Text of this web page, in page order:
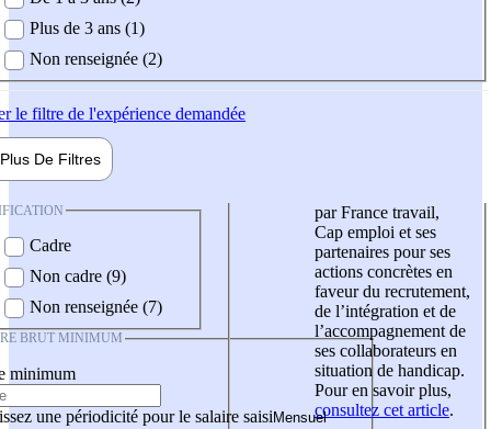
Plus de 3 ans (1)
Non renseignée (2)
le filtre de l'expérience demandée
Plus De Filtres
Cadre
Non cadre (9)
Non renseignée (7)
BRUT MINIMUM
minimum
une périodicité pour le salaire saisi
par France travail,
Cap emploi et ses
partenaires pour ses
actions concrètes en
faveur du recrutement,
de l’intégration et de
l’accompagnement de
ses collaborateurs en
situation de handicap.
Pour en savoir plus,
consultez cet article.